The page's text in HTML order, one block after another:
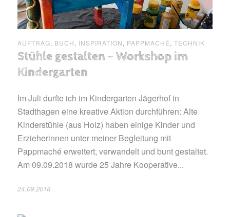
AUFTRAG, BUCH, INSPIRATION, PAPPMACHÉ, TECHNIK
Stühle gestalten – Workshop im
Kindergarten
Im Juli durfte ich im Kindergarten Jägerhof in
Stadthagen eine kreative Aktion durchführen: Alte
Kinderstühle (aus Holz) haben einige Kinder und
Erzieherinnen unter meiner Begleitung mit
Pappmaché erweitert, verwandelt und bunt gestaltet.
Am 09.09.2018 wurde 25 Jahre Kooperative...
24.09.2018